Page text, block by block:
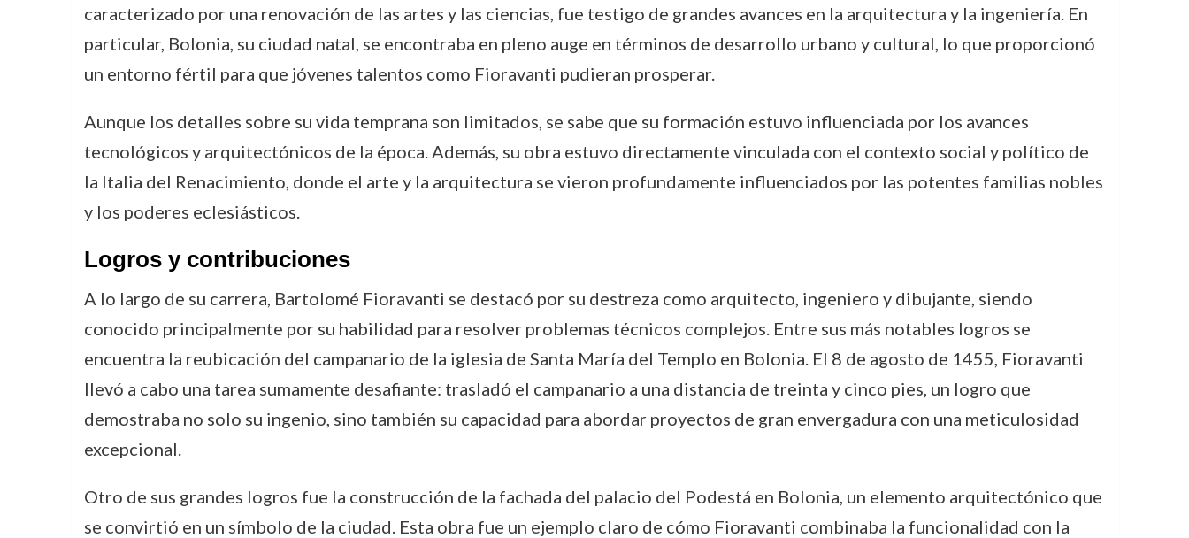
caracterizado por una renovación de las artes y las ciencias, fue testigo de grandes avances en la arquitectura y la ingeniería. En
particular, Bolonia, su ciudad natal, se encontraba en pleno auge en términos de desarrollo urbano y cultural, lo que proporcionó
un entorno fértil para que jóvenes talentos como Fioravanti pudieran prosperar.
Aunque los detalles sobre su vida temprana son limitados, se sabe que su formación estuvo influenciada por los avances
tecnológicos y arquitectónicos de la época. Además, su obra estuvo directamente vinculada con el contexto social y político de
la Italia del Renacimiento, donde el arte y la arquitectura se vieron profundamente influenciados por las potentes familias nobles
y los poderes eclesiásticos.
Logros y contribuciones
A lo largo de su carrera, Bartolomé Fioravanti se destacó por su destreza como arquitecto, ingeniero y dibujante, siendo
conocido principalmente por su habilidad para resolver problemas técnicos complejos. Entre sus más notables logros se
encuentra la reubicación del campanario de la iglesia de Santa María del Templo en Bolonia. El 8 de agosto de 1455, Fioravanti
llevó a cabo una tarea sumamente desafiante: trasladó el campanario a una distancia de treinta y cinco pies, un logro que
demostraba no solo su ingenio, sino también su capacidad para abordar proyectos de gran envergadura con una meticulosidad
excepcional.
Otro de sus grandes logros fue la construcción de la fachada del palacio del Podestá en Bolonia, un elemento arquitectónico que
se convirtió en un símbolo de la ciudad. Esta obra fue un ejemplo claro de cómo Fioravanti combinaba la funcionalidad con la